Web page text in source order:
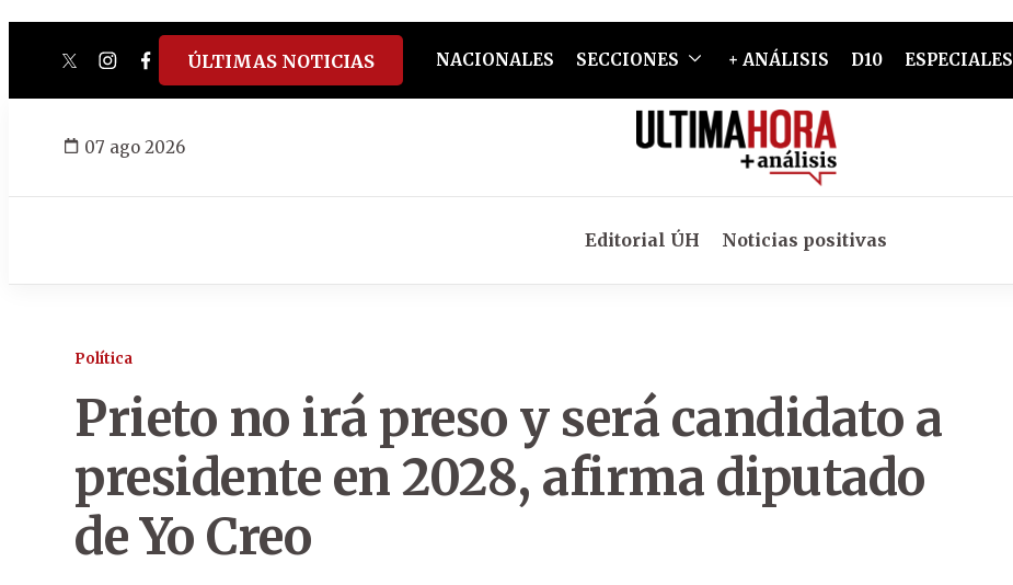
twitterinstagram
facebook
tiktokyoutube
spotify
ÚLTIMAS NOTICIAS NACIONALES SECCIONES + ANÁLISIS D10 ESPECIALES
07 ago 2026
Editorial ÚH Noticias positivas
Política
Prieto no irá preso y será candidato a
presidente en 2028, afirma diputado
de Yo Creo